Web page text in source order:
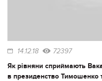
14.12.18 72397
Як рівняни сприймають
в президенство Тимошенко